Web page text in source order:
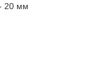
20 мм